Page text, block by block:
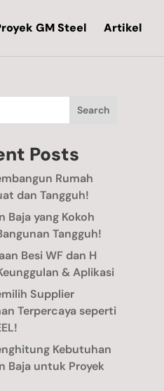
GM Steel Artikel
Search
Posts
Rumah
dan Tangguh!
Baja yang Kokoh
Tangguh!
Besi WF dan H
& Aplikasi
Supplier
Terpercaya seperti
Kebutuhan
Baja untuk Proyek